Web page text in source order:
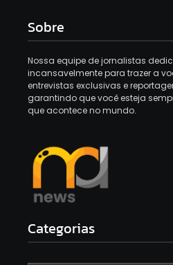
Sobre
Nossa equipe de jornalistas
incansavelmente para trazer a
entrevistas exclusivas e
garantindo que você esteja
que acontece no mundo.
Categorias